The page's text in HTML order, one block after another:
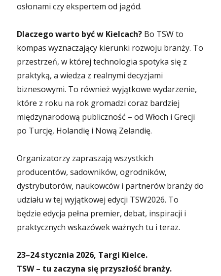
osłonami czy ekspertem od jagód.
Dlaczego warto być w Kielcach? Bo TSW to
kompas wyznaczający kierunki rozwoju branży. To
przestrzeń, w której technologia spotyka się z
praktyką, a wiedza z realnymi decyzjami
biznesowymi. To również wyjątkowe wydarzenie,
które z roku na rok gromadzi coraz bardziej
międzynarodową publiczność – od Włoch i Grecji
po Turcję, Holandię i Nową Zelandię.
Organizatorzy zapraszają wszystkich
producentów, sadowników, ogrodników,
dystrybutorów, naukowców i partnerów branży do
udziału w tej wyjątkowej edycji TSW2026. To
będzie edycja pełna premier, debat, inspiracji i
praktycznych wskazówek ważnych tu i teraz.
23–24 stycznia 2026, Targi Kielce.
TSW – tu zaczyna się przyszłość branży.